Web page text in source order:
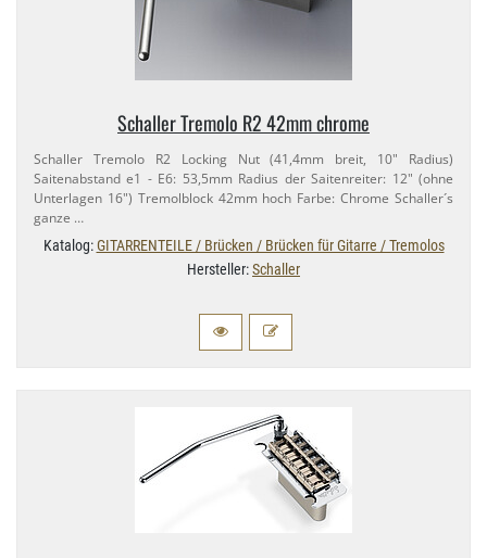
Schaller Tremolo R2 42mm chrome
Schaller Tremolo R2 Locking Nut (41,​4mm breit, 10" Radius)
Saitenabstand e1 - E6: 53,​5mm Radius der Saitenreiter: 12" (ohne
Unterlagen 16") Tremolblock 42mm hoch Farbe: Chrome Schaller´s
ganze …
Katalog:GITARRENTEILE / Brücken / Brücken für Gitarre / Tremolos
Hersteller:Schaller